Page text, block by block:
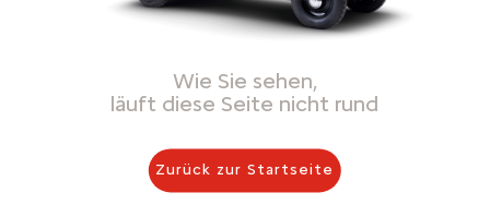
Wie Sie sehen,
läuft diese Seite nicht rund
Zurück zur Startseite